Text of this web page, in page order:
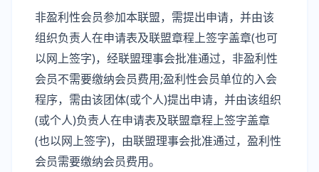
非盈利性会员参加本联盟，需提出申请，并由该
组织负责人在申请表及联盟章程上签字盖章(也可
以网上签字)，经联盟理事会批准通过，非盈利性
会员不需要缴纳会员费用;盈利性会员单位的入会
程序，需由该团体(或个人)提出申请，并由该组织
(或个人)负责人在申请表及联盟章程上签字盖章
(也以网上签字)，由联盟理事会批准通过，盈利性
会员需要缴纳会员费用。